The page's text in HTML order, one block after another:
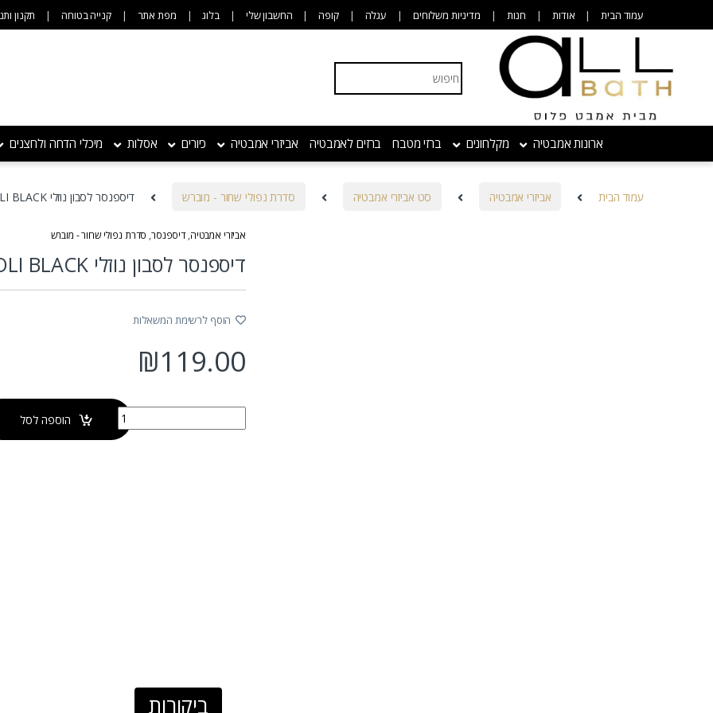
עמוד הבית אודות חנות מדיניות משלוחים עגלה קופה החשבון שלי בלוג מפת אתר קנייה בטוחה תקנון
Search for:
ארונות אמבטיה מקלחונים ברזי מטבח ברזים לאמבטיה אביזרי אמבטיה כיורים אסלות מיכלי הדחה ולחצנים
עמוד הבית אביזרי אמבטיה סט אביזרי אמבטיה סדרת נפולי שחור - מוברש דיספנסר לסבון נוזלי NAPOLI BLACK
אביזרי אמבטיה,דיספנסר, סדרת נפולי שחור - מוברש
דיספנסר לסבון נוזלי NAPOLI BLACK
הוסף לרשימת המשאלות
₪119.00
כמות של דיספנסר לסבון נוזלי NAPOLI BLACK הוספה לסל
ביקורות